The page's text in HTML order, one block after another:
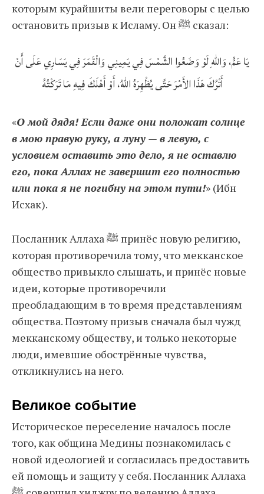
которым курайшиты вели переговоры с целью
остановить призыв к Исламу. Он ﷺ сказал:
يَا عَمُّ، وَاللهِ لَوْ وَضَعُوا الشَّمْسَ فِي يَمِينِي وَالْقَمَرَ فِي يَسَارِي عَلَى أَنْ
أَتْرُكَ هَذَا الأَمْرَ حَتَّى يُظْهِرَهُ اللهُ، أَوْ أَهْلَكَ فِيهِ مَا تَرَكْتُهُ
«О мой дядя! Если даже они положат солнце
в мою правую руку, а луну — в левую, с
условием оставить это дело, я не оставлю
его, пока Аллах не завершит его полностью
или пока я не погибну на этом пути!» (Ибн
Исхак).
Посланник Аллаха ﷺ принёс новую религию,
которая противоречила тому, что мекканское
общество привыкло слышать, и принёс новые
идеи, которые противоречили
преобладающим в то время представлениям
общества. Поэтому призыв сначала был чужд
мекканскому обществу, и только некоторые
люди, имевшие обострённые чувства,
откликнулись на него.
Великое событие
Историческое переселение началось после
того, как община Медины познакомилась с
новой идеологией и согласилась предоставить
ей помощь и защиту у себя. Посланник Аллаха